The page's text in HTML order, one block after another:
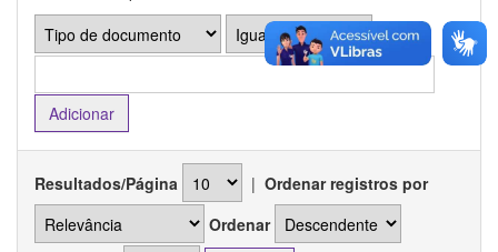
Resultados/Página | Ordenar registros por
Ordenar